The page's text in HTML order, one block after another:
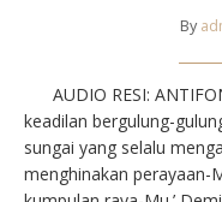
By
AUDIO RESI:
keadilan bergulung-
sungai yang selalu
menghinakan perayaan-